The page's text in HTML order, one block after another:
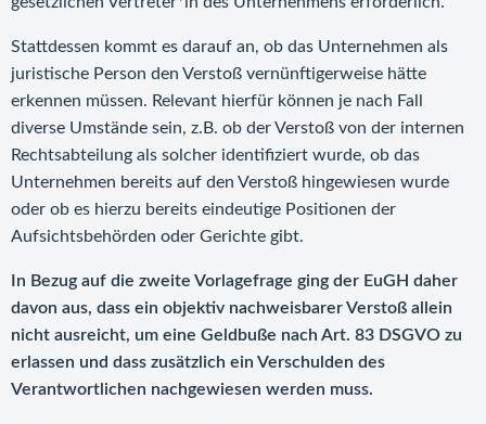
Stattdessen kommt es darauf an, ob das Unternehmen als
juristische Person den Verstoß vernünftigerweise hätte
erkennen müssen. Relevant hierfür können je nach Fall
diverse Umstände sein, z.B. ob der Verstoß von der internen
Rechtsabteilung als solcher identifiziert wurde, ob das
Unternehmen bereits auf den Verstoß hingewiesen wurde
oder ob es hierzu bereits eindeutige Positionen der
Aufsichtsbehörden oder Gerichte gibt.
In Bezug auf die zweite Vorlagefrage ging der EuGH daher
davon aus, dass ein objektiv nachweisbarer Verstoß allein
nicht ausreicht, um eine Geldbuße nach Art. 83 DSGVO zu
erlassen und dass zusätzlich ein Verschulden des
Verantwortlichen nachgewiesen werden muss.